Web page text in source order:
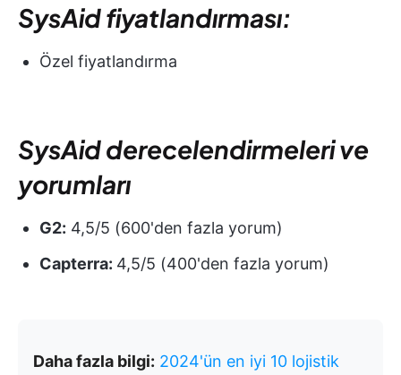
SysAid fiyatlandırması:
Özel fiyatlandırma
SysAid derecelendirmeleri ve
yorumları
G2: 4,5/5 (600'den fazla yorum)
Capterra: 4,5/5 (400'den fazla yorum)
Daha fazla bilgi: 2024'ün en iyi 10 lojistik